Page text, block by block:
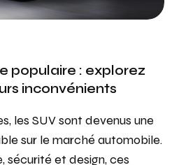
populaire : explorez
inconvénients
les SUV sont devenus une
sur le marché automobile.
sécurité et design, ces